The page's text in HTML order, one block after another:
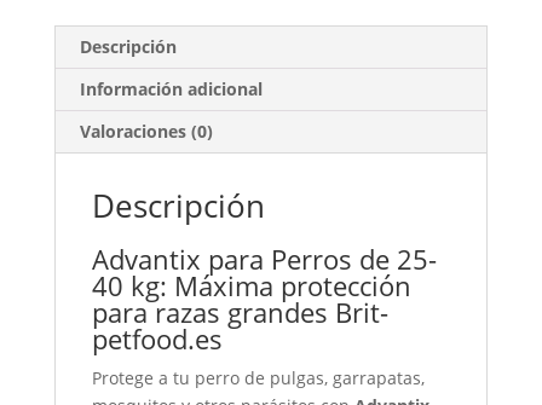
SPOT-
PARA
PERROS
HASTA
cantidad
Descripción
Información adicional
Valoraciones (0)
Descripción
Advantix para Perros de 25-
40 kg: Máxima protección
para razas grandes Brit-
petfood.es
Protege a tu perro de pulgas, garrapatas,